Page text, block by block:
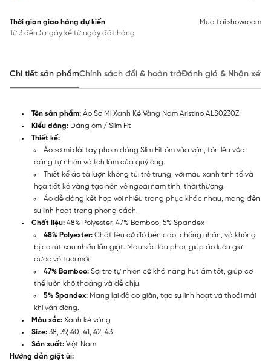
Thời gian giao hàng dự kiến
Từ 3 đến 5 ngày kể từ ngày đặt hàng
Mua tại showroom
Chi tiết sản phẩmChính sách đổi & hoàn trảĐánh giá & Nhận xét
Tên sản phẩm: Áo Sơ Mi Xanh Kẻ Vàng Nam Aristino ALS0230Z
Kiểu dáng: Dáng ôm / Slim Fit
Thiết kế:
Áo sơ mi dài tay phom dáng Slim Fit ôm vừa vặn, tôn lên vóc
dáng tự nhiên và lịch lãm của quý ông.
Thiết kế áo tà lượn không túi trẻ trung, với màu xanh tinh tế và
họa tiết kẻ vàng tạo nên vẻ ngoài nam tính, thời thượng.
Áo dễ dàng kết hợp với nhiều trang phục khác nhau, mang đến
sự linh hoạt trong phong cách.
Chất liệu: 48% Polyester, 47% Bamboo, 5% Spandex
48% Polyester: Chất liệu có độ bền cao, chống nhăn, và không
bị co rút sau nhiều lần giặt. Màu sắc lâu phai, giúp áo luôn giữ
được vẻ tươi mới.
47% Bamboo: Sợi tre tự nhiên có khả năng hút ẩm tốt, giúp cơ
thể luôn khô thoáng và dễ chịu.
5% Spandex: Mang lại độ co giãn, tạo sự linh hoạt và thoải mái
khi vận động.
Màu sắc: Xanh kẻ vàng
Size: 38, 39, 40, 41, 42, 43
Sản xuất: Việt Nam
Hướng dẫn giặt ủi: